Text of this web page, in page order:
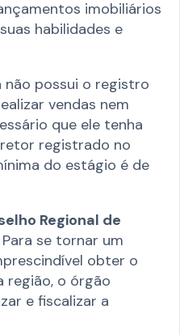
imobiliários
habilidades e
possui o registro
vendas nem
que ele tenha
registrado no
do estágio é de
Regional de
Para se tornar um
obter o
região, o órgão
e fiscalizar a